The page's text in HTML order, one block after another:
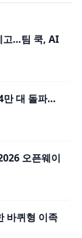
고…팀 쿡, AI
만 대 돌파…
오픈웨이
바퀴형 이족